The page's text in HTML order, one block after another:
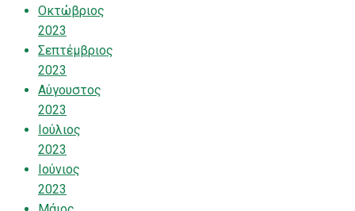
Οκτώβριος
2023
Σεπτέμβριος
2023
Αύγουστος
2023
Ιούλιος
2023
Ιούνιος
2023